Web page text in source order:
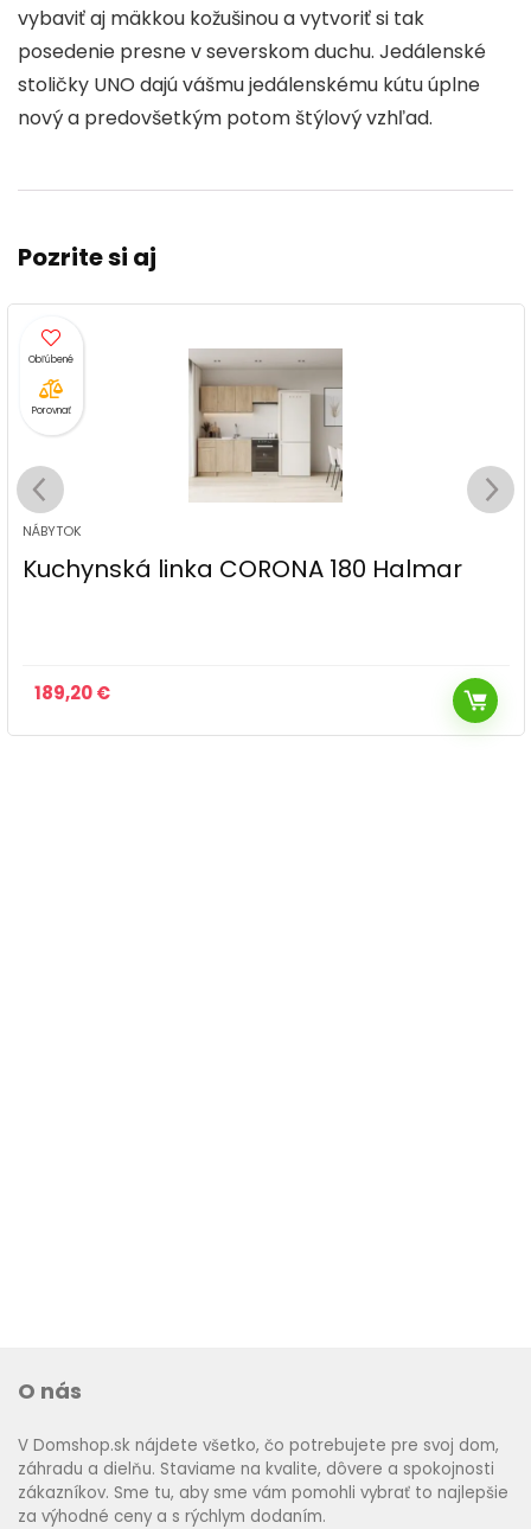
vybaviť aj mäkkou kožušinou a vytvoriť si tak
posedenie presne v severskom duchu. Jedálenské
stoličky UNO dajú vášmu jedálenskému kútu úplne
nový a predovšetkým potom štýlový vzhľad.
Pozrite si aj
Porovnať
NÁBYTOK
Kuchynská linka CORONA 180 Halmar
189,20€
O nás
V Domshop.sk nájdete všetko, čo potrebujete pre svoj dom,
záhradu a dielňu. Staviame na kvalite, dôvere a spokojnosti
zákazníkov. Sme tu, aby sme vám pomohli vybrať to najlepšie
za výhodné ceny a s rýchlym dodaním.